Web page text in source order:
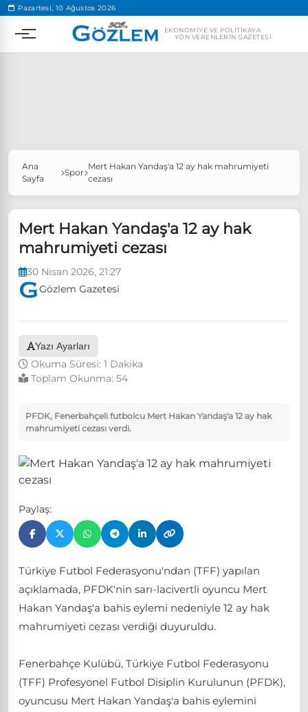
Pazartesi, 10 Ağustos 2026
EKONOMIYE VE POLITIKAYA
YÖN VERENLERIN GAZETESI
Popüler Aramalar
Özgür Özel, Ekrem İmamoğlu’nu ziyaret edecek
Ünlü çift bir etkinliğe daha katılmama kararı aldı
Ana
Sayfa
Spor
Mert Hakan Yandaş'a 12 ay hak mahrumiyeti
cezası
Mert Hakan Yandaş'a 12 ay hak
mahrumiyeti cezası
30 Nisan 2026, 21:27
Gözlem Gazetesi
Yazı Ayarları
Okuma Süresi: 1 Dakika
Toplam Okunma: 54
PFDK, Fenerbahçeli futbolcu Mert Hakan Yandaş'a 12 ay hak
mahrumiyeti cezası verdi.
Paylaş:
Türkiye Futbol Federasyonu'ndan (TFF) yapılan
açıklamada, PFDK'nin sarı-lacivertli oyuncu Mert
Hakan Yandaş'a bahis eylemi nedeniyle 12 ay hak
mahrumiyeti cezası verdiği duyuruldu.
Fenerbahçe Kulübü, Türkiye Futbol Federasyonu
(TFF) Profesyonel Futbol Disiplin Kurulunun (PFDK),
oyuncusu Mert Hakan Yandaş'a bahis eylemini